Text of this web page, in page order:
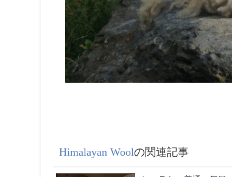
Himalayan Woolの関連記事